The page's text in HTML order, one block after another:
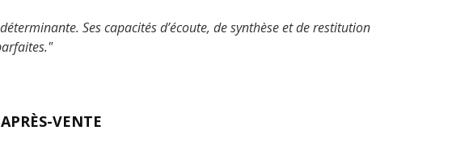
Ses capacités d’écoute, de synthèse et de restitution
VENTE